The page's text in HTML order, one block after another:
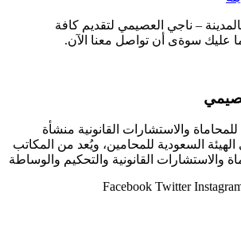
– ناجي العصيمي لتقديم كافة
ما عليك سوةى أن تواصل معنا الآن.
والاستشارات القانونية منشأة
السعودية للمحامين، ويُعد من المكاتب
والاستشارات القانونية والتحكيم والوساطة
Facebook Twitter